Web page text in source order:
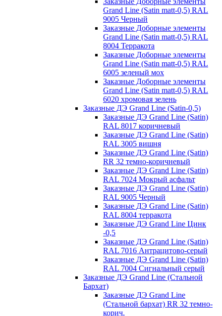
Grand Line (Satin matt-0,5) RAL
9005 Черный
Заказные Доборные элементы
Grand Line (Satin matt-0,5) RAL
8004 Терракота
Заказные Доборные элементы
Grand Line (Satin matt-0,5) RAL
6005 зеленый мох
Заказные Доборные элементы
Grand Line (Satin matt-0,5) RAL
6020 хромовая зелень
Заказные ДЭ Grand Line (Satin-0,5)
Заказные ДЭ Grand Line (Satin)
RAL 8017 коричневый
Заказные ДЭ Grand Line (Satin)
RAL 3005 вишня
Заказные ДЭ Grand Line (Satin)
RR 32 темно-коричневый
Заказные ДЭ Grand Line (Satin)
RAL 7024 Мокрый асфальт
Заказные ДЭ Grand Line (Satin)
RAL 9005 Черный
Заказные ДЭ Grand Line (Satin)
RAL 8004 терракота
Заказные ДЭ Grand Line Цинк
-0,5
Заказные ДЭ Grand Line (Satin)
RAL 7016 Антрацитово-серый
Заказные ДЭ Grand Line (Satin)
RAL 7004 Сигнальный серый
Заказные ДЭ Grand Line (Стальной
Бархат)
Заказные ДЭ Grand Line
(Стальной бархат) RR 32 темно-
корич.